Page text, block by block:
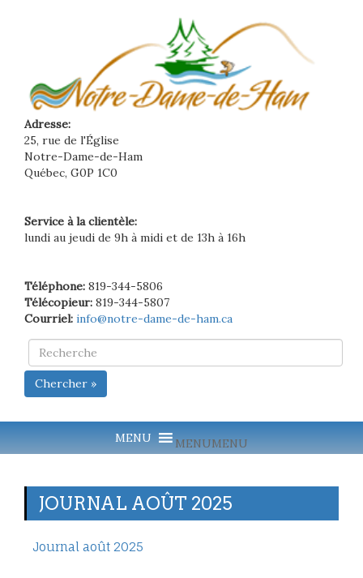
Adresse:
25, rue de l'Église
Notre-Dame-de-Ham
Québec, G0P 1C0
Service à la clientèle:
lundi au jeudi de 9h à midi et de 13h à 16h
Téléphone: 819-344-5806
Télécopieur: 819-344-5807
Courriel: info@notre-dame-de-ham.ca
Chercher »
MENUMENU
JOURNAL AOÛT 2025
Journal août 2025